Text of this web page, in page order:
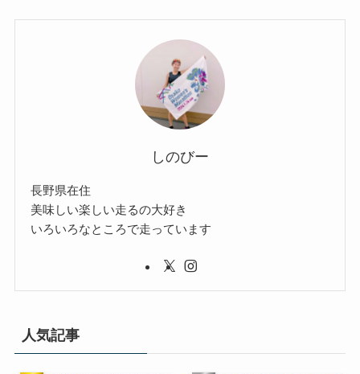
しのびー
長野県在住
美味しい楽しい走るの大好き
いろいろなところで走っています
人気記事